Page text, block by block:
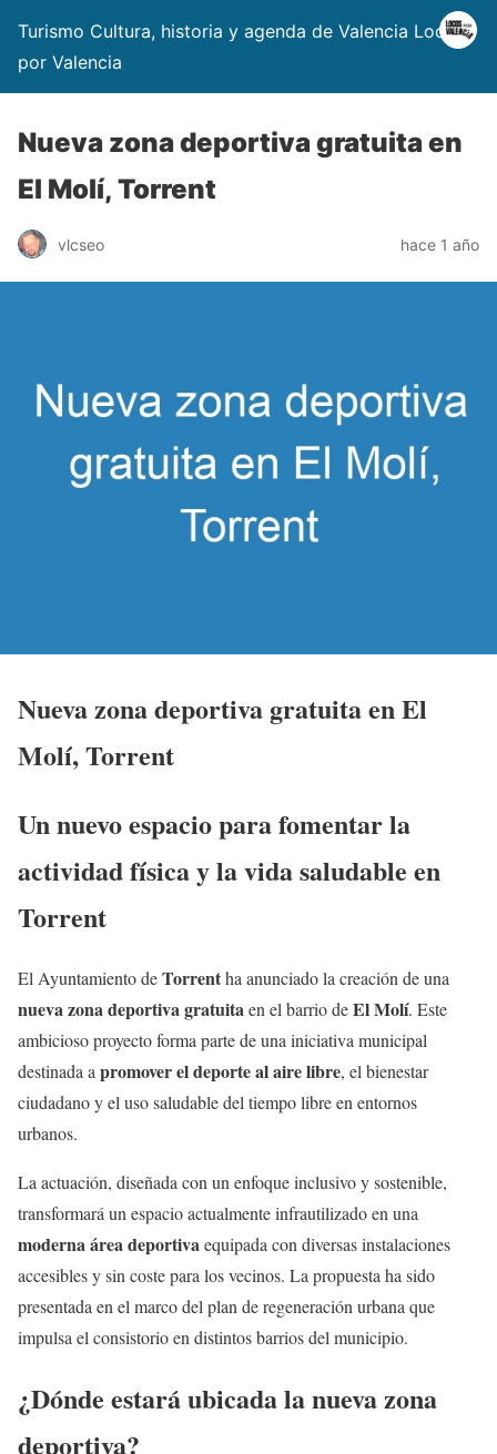
Turismo Cultura, historia y agenda de Valencia Locos
por Valencia
Nueva zona deportiva gratuita en
El Molí, Torrent
vlcseo hace 1 año
Nueva zona deportiva gratuita en El
Molí, Torrent
Un nuevo espacio para fomentar la
actividad física y la vida saludable en
Torrent
El Ayuntamiento deTorrentha anunciado la creación de una
nueva zona deportiva gratuitaen el barrio deEl Molí. Este
ambicioso proyecto forma parte de una iniciativa municipal
destinada a promover el deporte al aire libre, el bienestar
ciudadano y el uso saludable del tiempo libre en entornos
urbanos.
La actuación, diseñada con un enfoque inclusivo y sostenible,
transformará un espacio actualmente infrautilizado en una
moderna área deportivaequipada con diversas instalaciones
accesibles y sin coste para los vecinos. La propuesta ha sido
presentada en el marco del plan de regeneración urbana que
impulsa el consistorio en distintos barrios del municipio.
¿Dónde estará ubicada la nueva zona
deportiva?